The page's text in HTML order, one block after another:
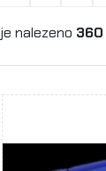
je nalezeno 360